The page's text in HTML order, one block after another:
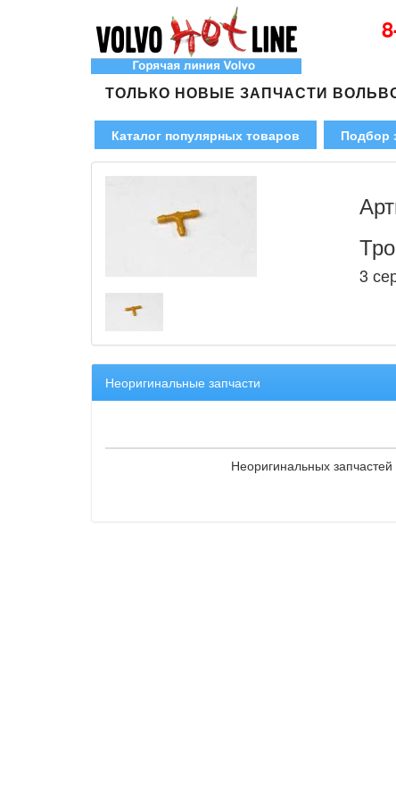
ТОЛЬКО НОВЫЕ ЗАПЧАСТИ
Каталог популярных товаров Подбор
3
Неоригинальные запчасти
Неоригинальных